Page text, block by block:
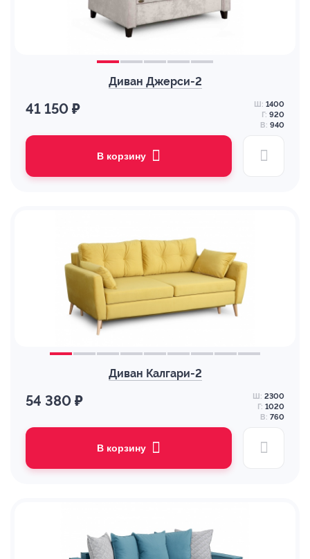
Диван Джерси-2
41 150 ₽ Ш: 1400
Г: 920
В: 940
В корзину
Диван Калгари-2
54 380 ₽ Ш: 2300
Г: 1020
В: 760
В корзину